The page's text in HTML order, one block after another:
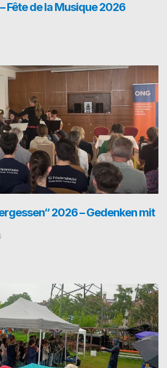
Fête de la Musique 2026
2026 – Gedenken mit